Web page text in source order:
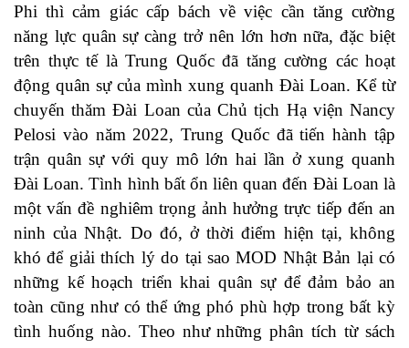
Phi thì cảm giác cấp bách về việc cần tăng cường
năng lực quân sự càng trở nên lớn hơn nữa, đặc biệt
trên thực tế là Trung Quốc đã tăng cường các hoạt
động quân sự của mình xung quanh Đài Loan. Kể từ
chuyến thăm Đài Loan của Chủ tịch Hạ viện Nancy
Pelosi vào năm 2022, Trung Quốc đã tiến hành tập
trận quân sự với quy mô lớn hai lần ở xung quanh
Đài Loan. Tình hình bất ổn liên quan đến Đài Loan là
một vấn đề nghiêm trọng ảnh hưởng trực tiếp đến an
ninh của Nhật. Do đó, ở thời điểm hiện tại, không
khó để giải thích lý do tại sao MOD Nhật Bản lại có
những kế hoạch triển khai quân sự để đảm bảo an
toàn cũng như có thể ứng phó phù hợp trong bất kỳ
tình huống nào. Theo như những phân tích từ sách